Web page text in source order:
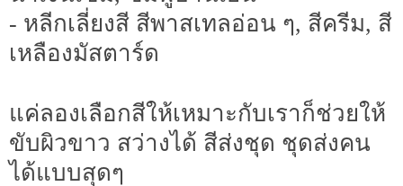
- หลีกเลี่ยงสี สีพาสเทลอ่อน ๆ, สีครีม, สี
เหลืองมัสตาร์ด
แค่ลองเลือกสีให้เหมาะกับเราก็ช่วยให้
ขับผิวขาว สว่างได้ สีส่งชุด ชุดส่งคน
ได้แบบสุดๆ